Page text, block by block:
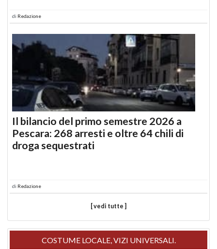
di Redazione
Il bilancio del primo semestre 2026 a
Pescara: 268 arresti e oltre 64 chili di
droga sequestrati
di Redazione
[ vedi tutte ]
COSTUME LOCALE, VIZI UNIVERSALI.